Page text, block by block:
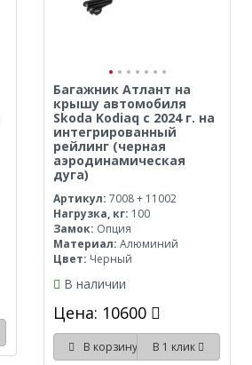
Багажник Атлант на
крышу автомобиля
Skoda Kodiaq с 2024 г. на
интегрированный
рейлинг (черная
аэродинамическая
дуга)
Артикул: 7008 + 11002
Нагрузка, кг: 100
Замок: Опция
Материал: Алюминий
Цвет: Черный
В наличии
Цена: 10600
В корзину В 1 клик